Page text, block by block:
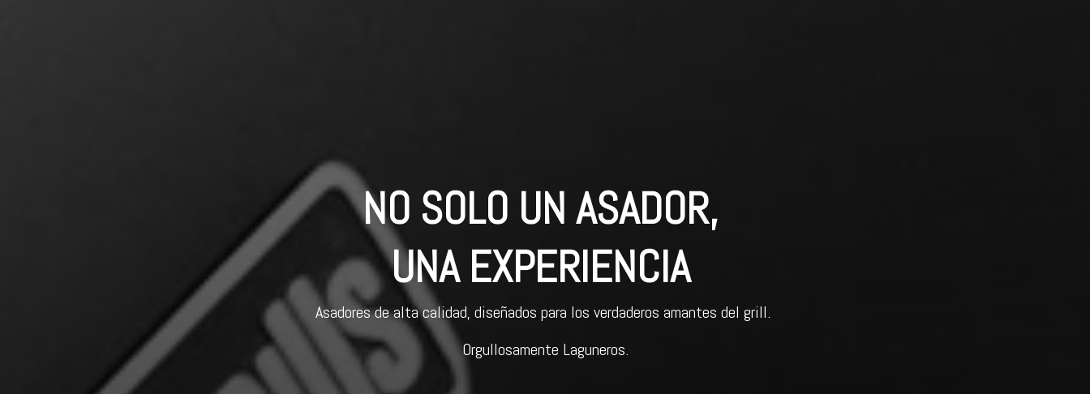
NO SOLO UN ASADOR,
UNA EXPERIENCIA
Asadores de alta calidad, diseñados para los verdaderos amantes del grill.
Orgullosamente Laguneros.